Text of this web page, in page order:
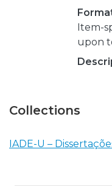
Item-
upon
Collections
IADE-U –